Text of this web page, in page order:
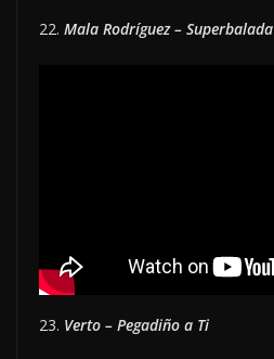
22. Mala Rodríguez – Superbalada
23. Verto – Pegadiño a Ti